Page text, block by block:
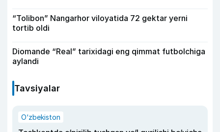
“Tolibon” Nangarhor viloyatida 72 gektar yerni
tortib oldi
Diomande “Real” tarixidagi eng qimmat futbolchiga
aylandi
Tavsiyalar
O‘zbekiston